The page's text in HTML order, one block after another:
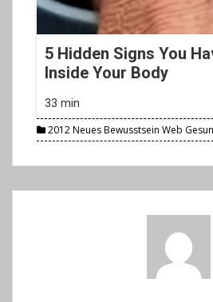
5 Hidden Signs You
Inside Your Body
33 min
2012 Neues Bewusstsein Web